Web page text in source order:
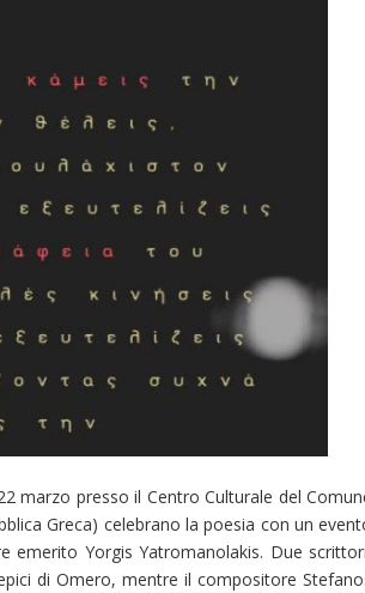
marzo presso il Centro Culturale del
Greca) celebrano la poesia con un
emerito Yorgis Yatromanolakis. Due
di Omero, mentre il compositore